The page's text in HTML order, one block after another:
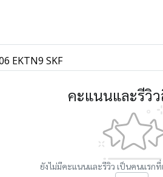
EKTN9 SKF
คะแนนและรีวิ
ยังไม่มีคะแนนและรีวิว เป็นคนแรก